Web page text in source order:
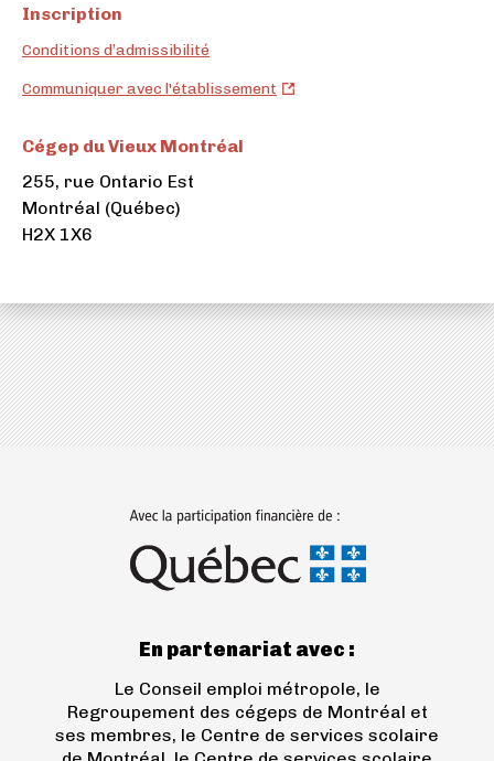
Inscription
Conditions d’admissibilité
Communiquer avec l'établissement Cégep
Cégep du Vieux Montréal
255, rue Ontario Est
Montréal (Québec)
H2X 1X6
En partenariat avec :
Le Conseil emploi métropole, le
Regroupement des cégeps de Montréal et
ses membres, le Centre de services scolaire